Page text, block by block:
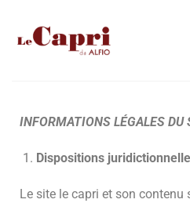
INFORMATIONS LÉGALES DU
Dispositions
Le site le capri et son